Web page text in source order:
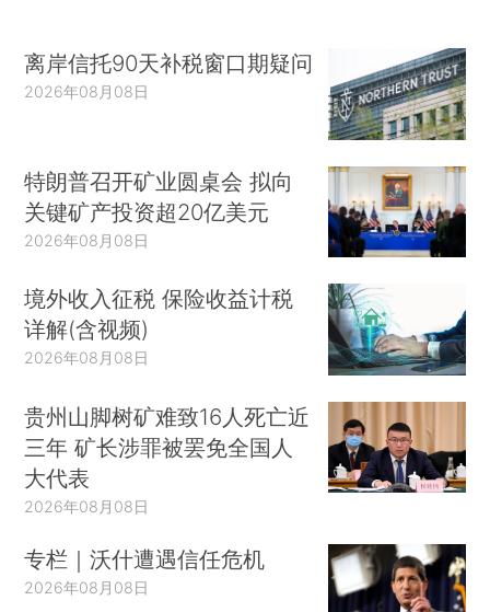
离岸信托90天补税窗口期疑问
2026年08月08日
特朗普召开矿业圆桌会 拟向
关键矿产投资超20亿美元
2026年08月08日
境外收入征税 保险收益计税
详解(含视频)
2026年08月08日
贵州山脚树矿难致16人死亡近
三年 矿长涉罪被罢免全国人
大代表
2026年08月08日
专栏｜沃什遭遇信任危机
2026年08月08日